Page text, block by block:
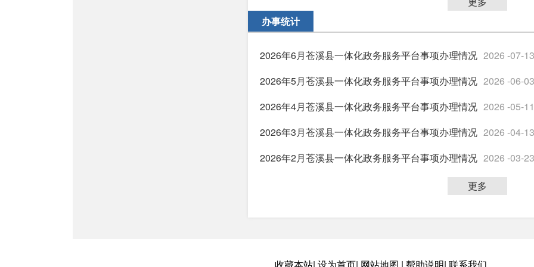
办事统计
2026年6月苍溪县一体化政务服务平台事项办理情况 2026 -07-13
2026年5月苍溪县一体化政务服务平台事项办理情况 2026 -06-03
2026年4月苍溪县一体化政务服务平台事项办理情况 2026 -05-11
2026年3月苍溪县一体化政务服务平台事项办理情况 2026 -04-13
2026年2月苍溪县一体化政务服务平台事项办理情况 2026 -03-23
更多